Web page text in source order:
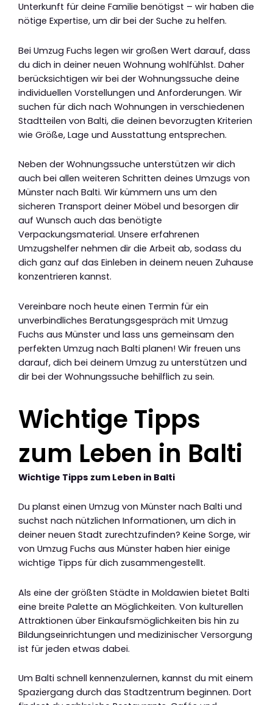
Unterkunft für deine Familie benötigst – wir haben die
nötige Expertise, um dir bei der Suche zu helfen.
Bei Umzug Fuchs legen wir großen Wert darauf, dass
du dich in deiner neuen Wohnung wohlfühlst. Daher
berücksichtigen wir bei der Wohnungssuche deine
individuellen Vorstellungen und Anforderungen. Wir
suchen für dich nach Wohnungen in verschiedenen
Stadtteilen von Balti, die deinen bevorzugten Kriterien
wie Größe, Lage und Ausstattung entsprechen.
Neben der Wohnungssuche unterstützen wir dich
auch bei allen weiteren Schritten deines Umzugs von
Münster nach Balti. Wir kümmern uns um den
sicheren Transport deiner Möbel und besorgen dir
auf Wunsch auch das benötigte
Verpackungsmaterial. Unsere erfahrenen
Umzugshelfer nehmen dir die Arbeit ab, sodass du
dich ganz auf das Einleben in deinem neuen Zuhause
konzentrieren kannst.
Vereinbare noch heute einen Termin für ein
unverbindliches Beratungsgespräch mit Umzug
Fuchs aus Münster und lass uns gemeinsam den
perfekten Umzug nach Balti planen! Wir freuen uns
darauf, dich bei deinem Umzug zu unterstützen und
dir bei der Wohnungssuche behilflich zu sein.
Wichtige Tipps
zum Leben in Balti
Wichtige Tipps zum Leben in Balti
Du planst einen Umzug von Münster nach Balti und
suchst nach nützlichen Informationen, um dich in
deiner neuen Stadt zurechtzufinden? Keine Sorge, wir
von Umzug Fuchs aus Münster haben hier einige
wichtige Tipps für dich zusammengestellt.
Als eine der größten Städte in Moldawien bietet Balti
eine breite Palette an Möglichkeiten. Von kulturellen
Attraktionen über Einkaufsmöglichkeiten bis hin zu
Bildungseinrichtungen und medizinischer Versorgung
ist für jeden etwas dabei.
Um Balti schnell kennenzulernen, kannst du mit einem
Spaziergang durch das Stadtzentrum beginnen. Dort